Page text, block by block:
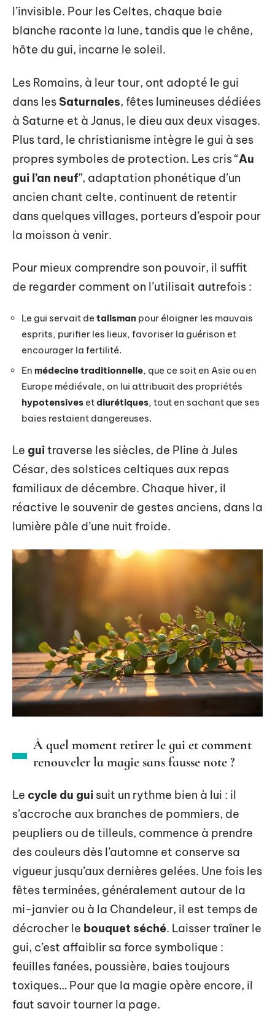
l’invisible. Pour les Celtes, chaque baie
blanche raconte la lune, tandis que le chêne,
hôte du gui, incarne le soleil.
Les Romains, à leur tour, ont adopté le gui
dans les Saturnales, fêtes lumineuses dédiées
à Saturne et à Janus, le dieu aux deux visages.
Plus tard, le christianisme intègre le gui à ses
propres symboles de protection. Les cris “Au
gui l’an neuf”, adaptation phonétique d’un
ancien chant celte, continuent de retentir
dans quelques villages, porteurs d’espoir pour
la moisson à venir.
Pour mieux comprendre son pouvoir, il suffit
de regarder comment on l’utilisait autrefois :
Le gui servait de talisman pour éloigner les mauvais
esprits, purifier les lieux, favoriser la guérison et
encourager la fertilité.
En médecine traditionnelle, que ce soit en Asie ou en
Europe médiévale, on lui attribuait des propriétés
hypotensives etdiurétiques, tout en sachant que ses
baies restaient dangereuses.
Le guitraverse les siècles, de Pline à Jules
César, des solstices celtiques aux repas
familiaux de décembre. Chaque hiver, il
réactive le souvenir de gestes anciens, dans la
lumière pâle d’une nuit froide.
À quel moment retirer le gui et comment
renouveler la magie sans fausse note ?
Le cycle du gui suit un rythme bien à lui : il
s’accroche aux branches de pommiers, de
peupliers ou de tilleuls, commence à prendre
des couleurs dès l’automne et conserve sa
vigueur jusqu’aux dernières gelées. Une fois les
fêtes terminées, généralement autour de la
mi-janvier ou à la Chandeleur, il est temps de
décrocher le bouquet séché. Laisser traîner le
gui, c’est affaiblir sa force symbolique :
feuilles fanées, poussière, baies toujours
toxiques… Pour que la magie opère encore, il
faut savoir tourner la page.